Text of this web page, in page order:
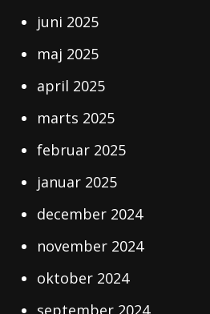
juni 2025
maj 2025
april 2025
marts 2025
februar 2025
januar 2025
december 2024
november 2024
oktober 2024
september 2024